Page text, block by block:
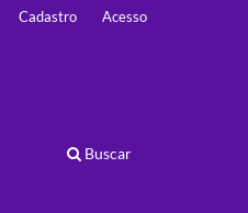
Buscar
Cadastro Acesso